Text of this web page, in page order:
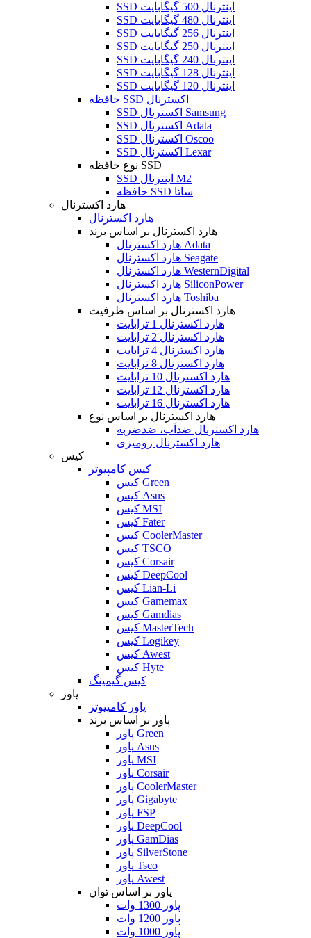
SSD اینترنال 500 گیگابایت
SSD اینترنال 480 گیگابایت
SSD اینترنال 256 گیگابایت
SSD اینترنال 250 گیگابایت
SSD اینترنال 240 گیگابایت
SSD اینترنال 128 گیگابایت
SSD اینترنال 120 گیگابایت
حافظه SSD اکسترنال
SSD اکسترنال Samsung
SSD اکسترنال Adata
SSD اکسترنال Oscoo
SSD اکسترنال Lexar
نوع حافظه SSD
SSD اینترنال M2
حافظه SSD ساتا
هارد اکسترنال
هارد اکسترنال
هارد اکسترنال بر اساس برند
هارد اکسترنال Adata
هارد اکسترنال Seagate
هارد اکسترنال WesternDigital
هارد اکسترنال SiliconPower
هارد اکسترنال Toshiba
هارد اکسترنال بر اساس ظرفیت
هارد اکسترنال 1 ترابایت
هارد اکسترنال 2 ترابایت
هارد اکسترنال 4 ترابایت
هارد اکسترنال 8 ترابایت
هارد اکسترنال 10 ترابایت
هارد اکسترنال 12 ترابایت
هارد اکسترنال 16 ترابایت
هارد اکسترنال بر اساس نوع
هارد اکسترنال ضدآب، ضدضربه
هارد اکسترنال رومیزی
کیس
کیس کامپیوتر
کیس Green
کیس Asus
کیس MSI
کیس Fater
کیس CoolerMaster
کیس TSCO
کیس Corsair
کیس DeepCool
کیس Lian-Li
کیس Gamemax
کیس Gamdias
کیس MasterTech
کیس Logikey
کیس Awest
کیس Hyte
کیس گیمینگ
پاور
پاور کامپیوتر
پاور بر اساس برند
پاور Green
پاور Asus
پاور MSI
پاور Corsair
پاور CoolerMaster
پاور Gigabyte
پاور FSP
پاور DeepCool
پاور GamDias
پاور SilverStone
پاور Tsco
پاور Awest
پاور بر اساس توان
پاور 1300 وات
پاور 1200 وات
پاور 1000 وات